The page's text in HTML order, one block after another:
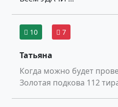
10 7
Татьяна
Когда можно будет
Золотая подкова 112